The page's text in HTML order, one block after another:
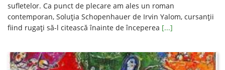
sufletelor. Ca punct de plecare am ales un roman
contemporan, Soluţia Schopenhauer de Irvin Yalom, cursanţii
fiind rugaţi să-l citească înainte de începerea [...]